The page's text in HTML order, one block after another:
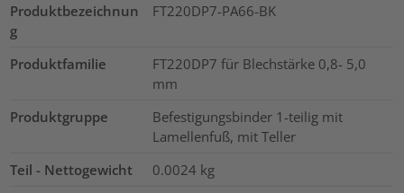
Produktbezeichnun
g
FT220DP7-PA66-BK
Produktfamilie
FT220DP7 für Blechstärke 0,8- 5,0
mm
Produktgruppe
Befestigungsbinder 1-teilig mit
Lamellenfuß, mit Teller
Teil - Nettogewicht
0.0024 kg